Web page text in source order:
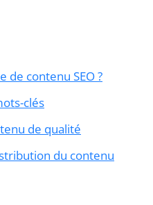
de contenu SEO ?
clés
de qualité
du contenu